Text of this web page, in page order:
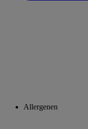
Allergenen